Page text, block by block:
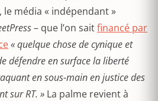
le média « indépendant »
– que l’on saitfinancé par
« quelque chose de cynique et
défendre en surface la liberté
en sous-main en justice des
sur RT. » La palme revient à